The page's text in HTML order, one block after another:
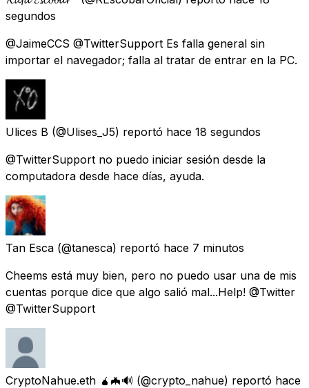
segundos
@JaimeCCS @TwitterSupport Es falla general sin
importar el navegador; falla al tratar de entrar en la PC.
Ulices B (@Ulises_J5) reportó hace 18 segundos
@TwitterSupport no puedo iniciar sesión desde la
computadora desde hace días, ayuda.
Tan Esca (@tanesca) reportó hace 7 minutos
Cheems está muy bien, pero no puedo usar una de mis
cuentas porque dice que algo salió mal...Help! @Twitter
@TwitterSupport
CryptoNahue.eth 🧉🦇🔊 (@crypto_nahue) reportó hace